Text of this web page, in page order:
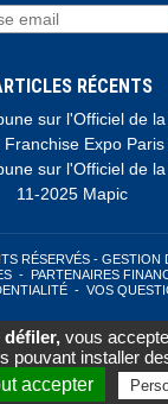
RÉCENTS
sur l'Officiel de
Expo
sur l'Officiel de
11-2025 Mapic
RÉSERVÉS - GESTION
- PARTENAIRES
- VOS
Clikeo
défiler,vous
pouvant installer
accepter